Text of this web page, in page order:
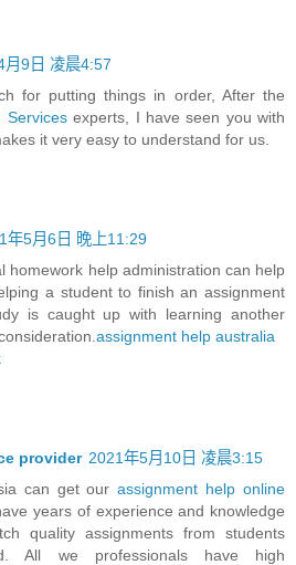
月9日 凌晨4:57
for putting things in order, After the
Servicesexperts, I have seen you with
it very easy to understand for us.
年5月6日 晚上11:29
homework help administration can help
a student to finish an assignment
is caught up with learning another
assignment help australia
provider 2021年5月10日 凌晨3:15
can get ourassignment help online
years of experience and knowledge
quality assignments from students
All we professionals have high